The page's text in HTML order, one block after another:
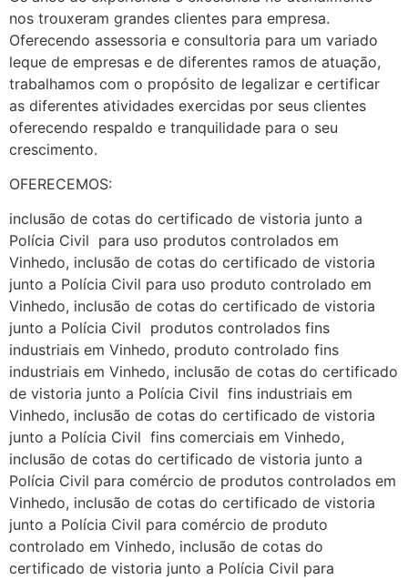
nos trouxeram grandes clientes para empresa.
Oferecendo assessoria e consultoria para um variado
leque de empresas e de diferentes ramos de atuação,
trabalhamos com o propósito de legalizar e certificar
as diferentes atividades exercidas por seus clientes
oferecendo respaldo e tranquilidade para o seu
crescimento.
OFERECEMOS:
inclusão de cotas do certificado de vistoria junto a
Polícia Civil para uso produtos controlados em
Vinhedo, inclusão de cotas do certificado de vistoria
junto a Polícia Civil para uso produto controlado em
Vinhedo, inclusão de cotas do certificado de vistoria
junto a Polícia Civil produtos controlados fins
industriais em Vinhedo, produto controlado fins
industriais em Vinhedo, inclusão de cotas do certificado
de vistoria junto a Polícia Civil fins industriais em
Vinhedo, inclusão de cotas do certificado de vistoria
junto a Polícia Civil fins comerciais em Vinhedo,
inclusão de cotas do certificado de vistoria junto a
Polícia Civil para comércio de produtos controlados em
Vinhedo, inclusão de cotas do certificado de vistoria
junto a Polícia Civil para comércio de produto
controlado em Vinhedo, inclusão de cotas do
certificado de vistoria junto a Polícia Civil para